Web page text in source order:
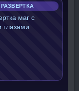
РАЗВЕРТКА